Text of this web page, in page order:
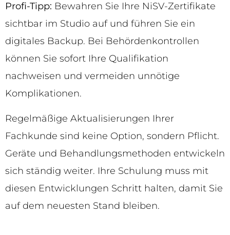
Profi-Tipp: Bewahren Sie Ihre NiSV-Zertifikate
sichtbar im Studio auf und führen Sie ein
digitales Backup. Bei Behördenkontrollen
können Sie sofort Ihre Qualifikation
nachweisen und vermeiden unnötige
Komplikationen.
Regelmäßige Aktualisierungen Ihrer
Fachkunde sind keine Option, sondern Pflicht.
Geräte und Behandlungsmethoden entwickeln
sich ständig weiter. Ihre Schulung muss mit
diesen Entwicklungen Schritt halten, damit Sie
auf dem neuesten Stand bleiben.